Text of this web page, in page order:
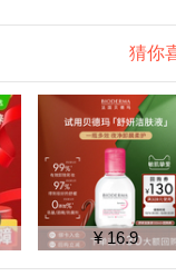
猜你
¥ 16.9